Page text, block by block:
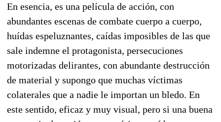
En esencia, es una película de acción, con
abundantes escenas de combate cuerpo a cuerpo,
huídas espeluznantes, caídas imposibles de las que
sale indemne el protagonista, persecuciones
motorizadas delirantes, con abundante destrucción
de material y supongo que muchas víctimas
colaterales que a nadie le importan un bledo. En
este sentido, eficaz y muy visual, pero si una buena